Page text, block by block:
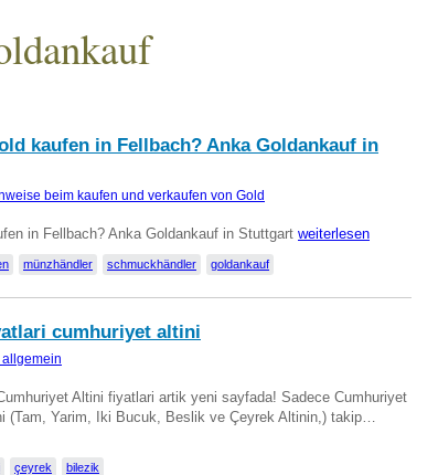
kaufen in Fellbach? Anka Goldankauf in
beim kaufen und verkaufen von Gold
in Fellbach? Anka Goldankauf in Stuttgart weiterlesen
münzhändler schmuckhändler goldankauf
cumhuriyet altini
Altini fiyatlari artik yeni sayfada! Sadece Cumhuriyet
(Tam, Yarim, Iki Bucuk, Beslik ve Çeyrek Altinin,) takip…
çeyrek bilezik